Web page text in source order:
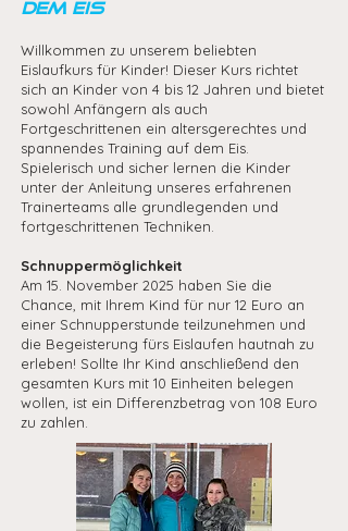
dem Eis
Willkommen zu unserem beliebten
Eislaufkurs für Kinder! Dieser Kurs richtet
sich an Kinder von 4 bis 12 Jahren und bietet
sowohl Anfängern als auch
Fortgeschrittenen ein altersgerechtes und
spannendes Training auf dem Eis.
Spielerisch und sicher lernen die Kinder
unter der Anleitung unseres erfahrenen
Trainerteams alle grundlegenden und
fortgeschrittenen Techniken.
Schnuppermöglichkeit
Am 15. November 2025 haben Sie die
Chance, mit Ihrem Kind für nur 12 Euro an
einer Schnupperstunde teilzunehmen und
die Begeisterung fürs Eislaufen hautnah zu
erleben! Sollte Ihr Kind anschließend den
gesamten Kurs mit 10 Einheiten belegen
wollen, ist ein Differenzbetrag von 108 Euro
zu zahlen.